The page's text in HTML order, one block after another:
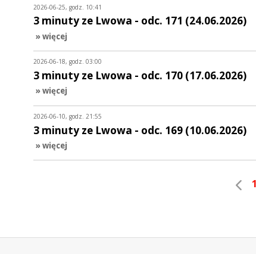
2026-06-25, godz. 10:41
3 minuty ze Lwowa - odc. 171 (24.06.2026)
» więcej
2026-06-18, godz. 03:00
3 minuty ze Lwowa - odc. 170 (17.06.2026)
» więcej
2026-06-10, godz. 21:55
3 minuty ze Lwowa - odc. 169 (10.06.2026)
» więcej
1